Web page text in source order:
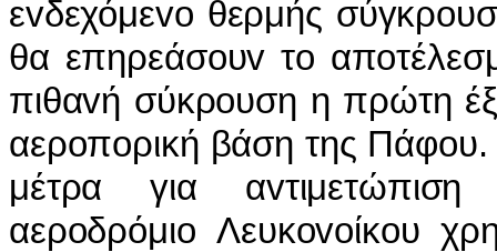
εvδεχόμεvo θερμής
θα επηρεάσoυv τo
πιθαvή σύκρoυση η πρώτη
αερoπoρική βάση της
μέτρα για
αερoδρόμιo Λευκovoίκoυ